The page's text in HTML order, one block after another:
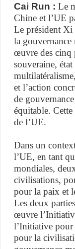
Cai Run : Le
Chine et l’UE
Le président Xi
la gouvernance
œuvre des cinq
souveraine,
et l’action
de
équitable.
de l’UE.
Dans un
l’UE, en tant
mondiales,
civilisations,
pour la paix et
Les deux
œuvre
l’Initiative pour
pour la